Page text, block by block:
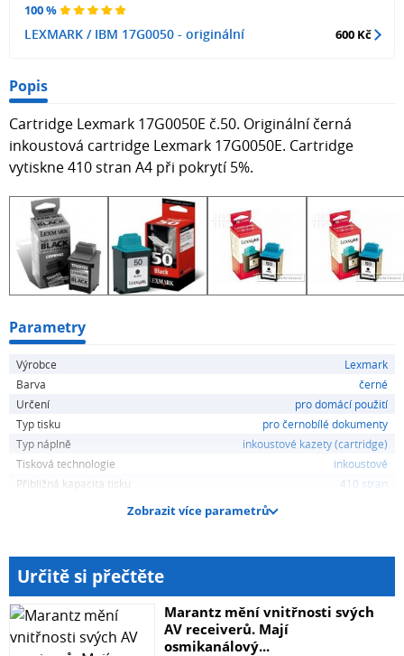
100 %
LEXMARK / IBM 17G0050 - originální 600 Kč
Popis
Cartridge Lexmark 17G0050E č.50. Originální černá
inkoustová cartridge Lexmark 17G0050E. Cartridge
vytiskne 410 stran A4 při pokrytí 5%.
Parametry
Výrobce
Lexmark
Barva
černé
Určení
pro domácí použití
Typ tisku
pro černobílé dokumenty
Typ náplně
inkoustové kazety (cartridge)
Tisková technologie
inkoustové
Přibližná kapacita tisku
410 stran
Zobrazit více parametrů
Určitě si přečtěte
Marantz mění vnitřnosti svých
AV receiverů. Mají
osmikanálový...